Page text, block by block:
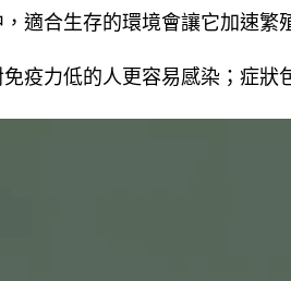
適合生存的環境會讓它加速繁
疫力低的人更容易感染；症狀